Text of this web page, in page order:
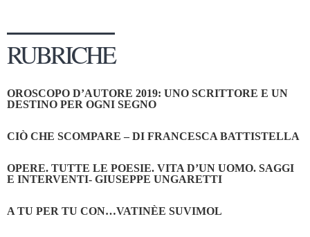
Tabù Festival 2014
A Tutto Volume
Marketing
RUBRICHE
OROSCOPO D’AUTORE 2019: UNO SCRITTORE E UN
DESTINO PER OGNI SEGNO
CIÒ CHE SCOMPARE – DI FRANCESCA BATTISTELLA
OPERE. TUTTE LE POESIE. VITA D’UN UOMO. SAGGI
E INTERVENTI- GIUSEPPE UNGARETTI
A TU PER TU CON…VATINÈE SUVIMOL